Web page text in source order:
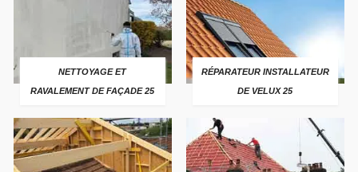
NETTOYAGE ET
RAVALEMENT DE FAÇADE 25
RÉPARATEUR INSTALLATEUR
DE VELUX 25